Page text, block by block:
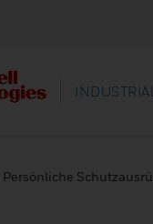
Persönliche